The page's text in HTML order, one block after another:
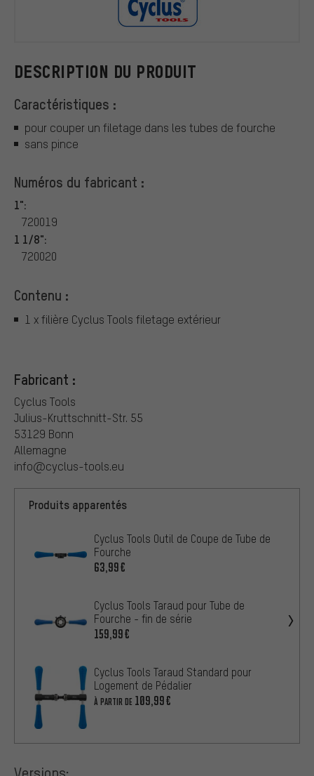
DESCRIPTION DU PRODUIT
Caractéristiques :
pour couper un filetage dans les tubes de fourche
sans pince
Numéros du fabricant :
1":
720019
1 1/8":
720020
Contenu :
1 x filière Cyclus Tools filetage extérieur
Fabricant :
Cyclus Tools
Julius-Kruttschnitt-Str. 55
53129 Bonn
Allemagne
info@cyclus-tools.eu
Produits apparentés
Cyclus Tools Outil de Coupe de Tube de
Fourche
63,99€
Cyclus Tools Taraud pour Tube de
Fourche - fin de série
159,99€
Cyclus Tools Taraud Standard pour
Logement de Pédalier
À PARTIR DE 109,99€